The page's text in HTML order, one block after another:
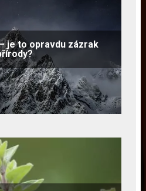
je to opravdu zázrak